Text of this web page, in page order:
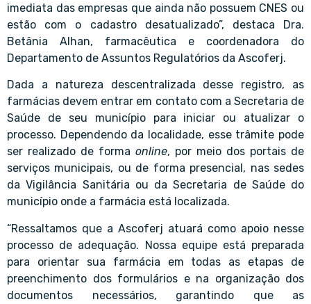
imediata das empresas que ainda não possuem CNES ou
estão com o cadastro desatualizado”, destaca Dra.
Betânia Alhan, farmacêutica e coordenadora do
Departamento de Assuntos Regulatórios da Ascoferj.
Dada a natureza descentralizada desse registro, as
farmácias devem entrar em contato com a Secretaria de
Saúde de seu município para iniciar ou atualizar o
processo. Dependendo da localidade, esse trâmite pode
ser realizado de forma online, por meio dos portais de
serviços municipais, ou de forma presencial, nas sedes
da Vigilância Sanitária ou da Secretaria de Saúde do
município onde a farmácia está localizada.
“Ressaltamos que a Ascoferj atuará como apoio nesse
processo de adequação. Nossa equipe está preparada
para orientar sua farmácia em todas as etapas de
preenchimento dos formulários e na organização dos
documentos necessários, garantindo que as